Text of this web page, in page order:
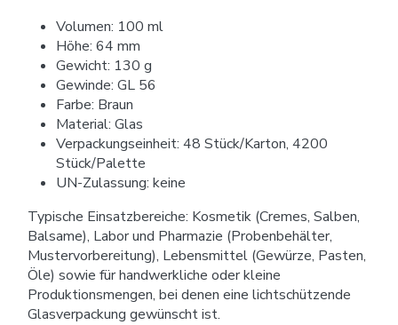
Volumen: 100 ml
Höhe: 64 mm
Gewicht: 130 g
Gewinde: GL 56
Farbe: Braun
Material: Glas
Verpackungseinheit: 48 Stück/Karton, 4200
Stück/Palette
UN-Zulassung: keine
Typische Einsatzbereiche: Kosmetik (Cremes, Salben,
Balsame), Labor und Pharmazie (Probenbehälter,
Mustervorbereitung), Lebensmittel (Gewürze, Pasten,
Öle) sowie für handwerkliche oder kleine
Produktionsmengen, bei denen eine lichtschützende
Glasverpackung gewünscht ist.